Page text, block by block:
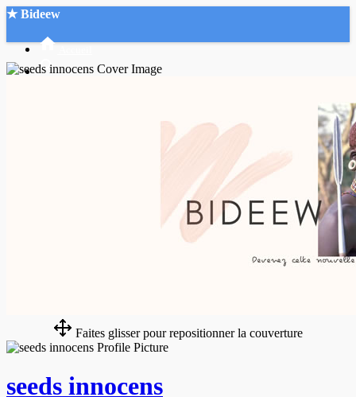
★ Bideew
Faites glisser pour repositionner la couverture
seeds innocens